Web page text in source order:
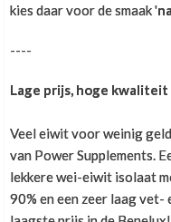
kies daar voor de smaak '
----
Lage prijs, hoge kwaliteit
Veel eiwit voor weinig
van Power Supplements.
lekkere wei-eiwit isolaat
90% en een zeer laag
It is nice product I am
2 maart 2026
Super lekker! En nog
Vanille smaak is
Klant Vraag:
Beste mensen van
Sojalecithine